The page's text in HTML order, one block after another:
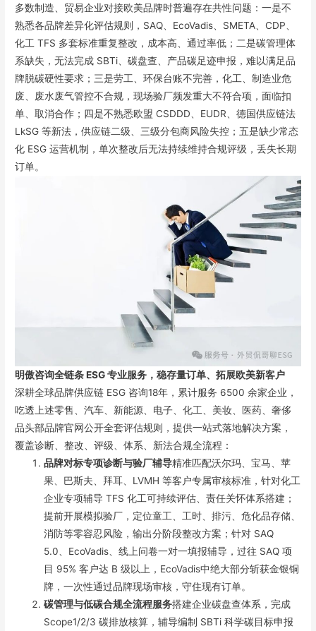
多数制造、贸易企业对接欧美品牌时普遍存在共性问题：一是不
熟悉各品牌差异化评估规则，SAQ、EcoVadis、SMETA、CDP、
化工 TFS 多套标准重复整改，成本高、通过率低；二是碳管理体
系缺失，无法完成 SBTi、碳盘查、产品碳足迹申报，难以满足品
牌脱碳硬性要求；三是劳工、环保台账不完善，化工、制造业危
废、废水废气管控不合规，现场验厂频发重大不符合项，面临扣
单、取消合作；四是不熟悉欧盟 CSDDD、EUDR、德国供应链法
LkSG 等新法，供应链二级、三级分包商风险失控；五是缺少常态
化 ESG 运营机制，单次整改后无法持续维持合规评级，丢失长期
订单。
明傲咨询全链条 ESG 专业服务，稳存量订单、拓展欧美新客户
深耕全球品牌供应链 ESG 咨询18年，累计服务 6500 余家企业，
吃透上述零售、汽车、新能源、电子、化工、美妆、医药、奢侈
品头部品牌官网公开全套评估规则，提供一站式落地解决方案，
覆盖诊断、整改、评级、体系、新法合规全流程：
品牌对标专项诊断与验厂辅导精准匹配沃尔玛、宝马、苹
果、巴斯夫、拜耳、LVMH 等客户专属审核标准，针对化工
企业专项辅导 TFS 化工可持续评估、责任关怀体系搭建；
提前开展模拟验厂，定位童工、工时、排污、危化品存储、
消防等零容忍风险，输出分阶段整改方案；针对 SAQ
5.0、EcoVadis、线上问卷一对一填报辅导，过往 SAQ 项
目 95% 客户达 B 级以上，EcoVadis中绝大部分斩获金银铜
牌，一次性通过品牌现场审核，守住现有订单。
碳管理与低碳合规全流程服务搭建企业碳盘查体系，完成
Scope1/2/3 碳排放核算，辅导编制 SBTi 科学碳目标申报